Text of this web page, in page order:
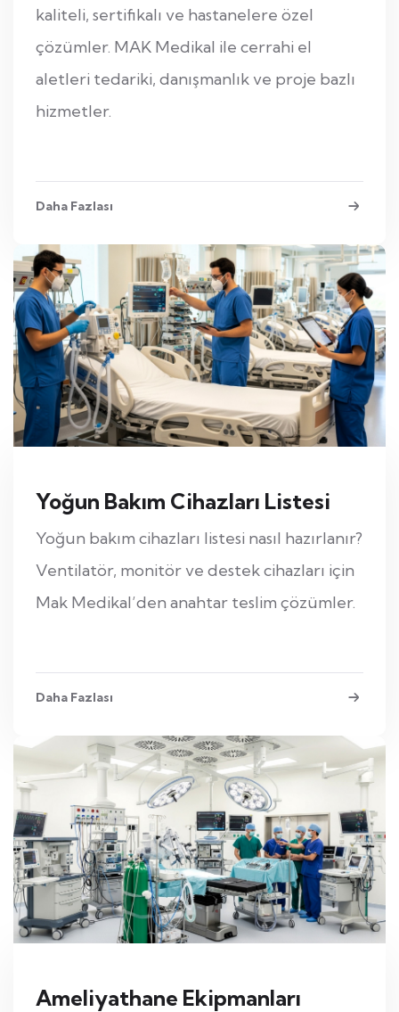
kaliteli, sertifikalı ve hastanelere özel
çözümler. MAK Medikal ile cerrahi el
aletleri tedariki, danışmanlık ve proje bazlı
hizmetler.
Daha Fazlası
Yoğun Bakım Cihazları Listesi
Yoğun bakım cihazları listesi nasıl hazırlanır?
Ventilatör, monitör ve destek cihazları için
Mak Medikal’den anahtar teslim çözümler.
Daha Fazlası
Ameliyathane Ekipmanları